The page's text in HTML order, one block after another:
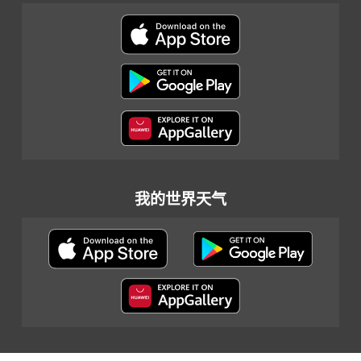
我的世界天气